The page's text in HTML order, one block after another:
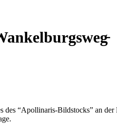
“Apollinaris-Bildstocks” an